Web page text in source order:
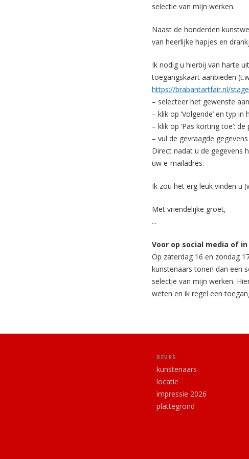
selectie van mijn werken.
Naast de honderden
van heerlijke hapjes en
Ik nodig u hierbij van harte
toegangskaart aanbieden
https://brabantartfair.nl/
– selecteer het gewenste
– klik op ‘Volgende’ en typ
– klik op ‘Pas korting toe’:
– vul de gevraagde gegevens
Direct nadat u de gegevens
uw e-mailadres.
Ik zou het erg leuk vinden u
Met vriendelijke groet,
...
Voor op social media of
Op zaterdag 16 en zondag
kunstenaars tonen dan een
selectie van mijn werken.
weten en ik regel een
BEURS
kunstenaars
locatie
impressie 2026
plattegrond